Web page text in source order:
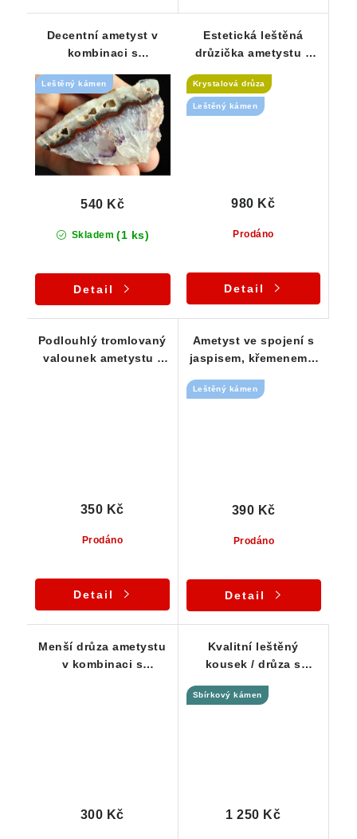
Decentní ametyst v
kombinaci s
jaspisem
Leštěný kámen
Skladem (1 ks)
540 Kč
Detail
Estetická leštěná
drůzička ametystu s
kvalitní kousek
Krystalová drůza
Leštěný kámen
Prodáno
980 Kč
Detail
Podlouhlý tromlovaný
valounek ametystu -
Prodáno
350 Kč
Detail
Ametyst ve spojení s
jaspisem, křemenem a
Leštěný kámen
Prodáno
390 Kč
Detail
Menší drůza ametystu
v kombinaci s
300 Kč
Kvalitní leštěný
kousek / drůza s
ametystu a jaspisu
Sbírkový kámen
1 250 Kč